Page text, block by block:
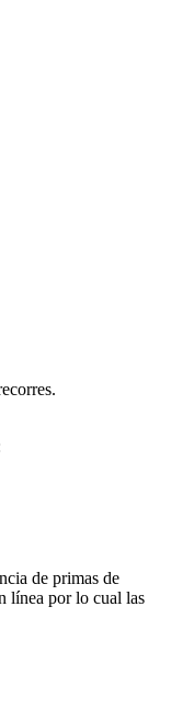
de primas de
línea por lo cual las